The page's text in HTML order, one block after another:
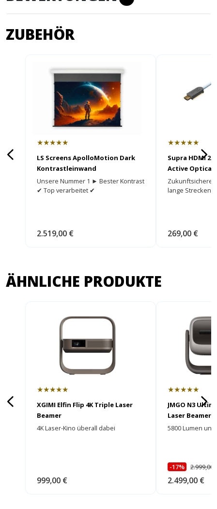
ZUBEHÖR
★★★★★
LS Screens ApolloMotion Dark
Kontrastleinwand
Unsere Nummer 1 ► Bester Kontrast
✔ Top verarbeitet ✔
2.519,00 €
★★★★★
Supra HDMI 2.1
Active Optical
HDMI Kabel
Zukunftsicheres
lange Strecken.
269,00 €
ÄHNLICHE PRODUKTE
★★★★★
XGIMI Elfin Flip 4K Triple Laser
Beamer
4K Laser-Kino überall dabei
999,00 €
★★★★★
JMGO N3
Laser Beamer
5800 Lumen
-17% 2.999,00
2.499,00 €